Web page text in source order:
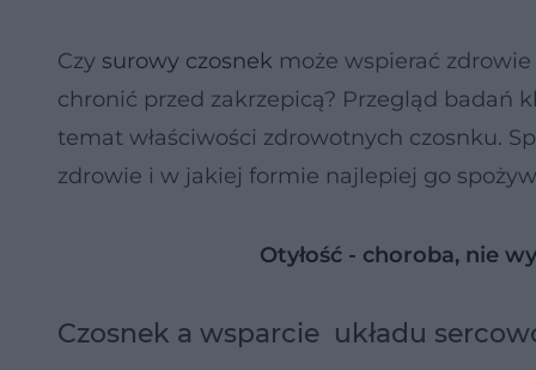
Czy surowy czosnek może wspierać
chronić przed zakrzepicą? Przegląd badań
temat właściwości zdrowotnych czosnku.
zdrowie i w jakiej formie najlepiej go
Otyłość - choroba, nie
Czosnek a wsparcie układu